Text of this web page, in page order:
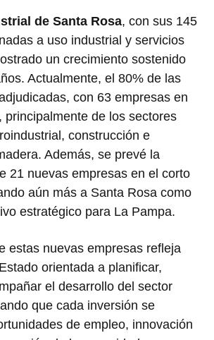
de Santa Rosa, con sus 145
a uso industrial y servicios
un crecimiento sostenido
Actualmente, el 80% de las
con 63 empresas en
principalmente de los sectores
construcción e
Además, se prevé la
21 nuevas empresas en el corto
aún más a Santa Rosa como
estratégico para La Pampa.
estas nuevas empresas refleja
orientada a planificar,
el desarrollo del sector
que cada inversión se
de empleo, innovación